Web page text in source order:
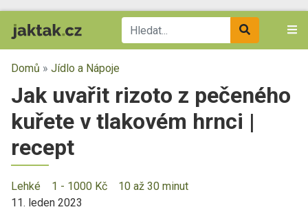
Domů » Jídlo a Nápoje
Jak uvařit rizoto z pečeného
kuřete v tlakovém hrnci |
recept
Lehké 1 - 1000 Kč
10 až 30 minut
11. leden 2023